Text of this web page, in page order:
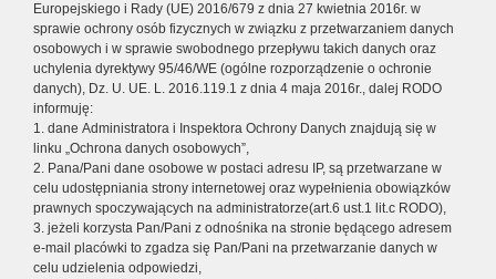
Europejskiego i Rady (UE) 2016/679 z dnia 27 kwietnia 2016r. w
sprawie ochrony osób fizycznych w związku z przetwarzaniem danych
osobowych i w sprawie swobodnego przepływu takich danych oraz
uchylenia dyrektywy 95/46/WE (ogólne rozporządzenie o ochronie
danych), Dz. U. UE. L. 2016.119.1 z dnia 4 maja 2016r., dalej RODO
informuję:
1. dane Administratora i Inspektora Ochrony Danych znajdują się w
linku „Ochrona danych osobowych”,
2. Pana/Pani dane osobowe w postaci adresu IP, są przetwarzane w
celu udostępniania strony internetowej oraz wypełnienia obowiązków
prawnych spoczywających na administratorze(art.6 ust.1 lit.c RODO),
3. jeżeli korzysta Pan/Pani z odnośnika na stronie będącego adresem
e-mail placówki to zgadza się Pan/Pani na przetwarzanie danych w
celu udzielenia odpowiedzi,